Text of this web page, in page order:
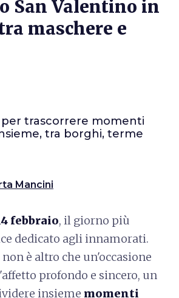
San Valentino in
maschere e
per trascorrere momenti
tra borghi, terme
Mancini
febbraio, il giorno più
dedicato agli innamorati.
non è altro che un'occasione
profondo e sincero, un
insieme momenti